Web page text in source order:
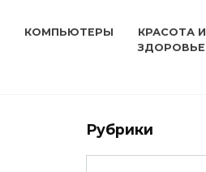
КОМПЬЮТЕРЫ
КРАСОТА И
ЗДОРОВЬЕ
Рубрики